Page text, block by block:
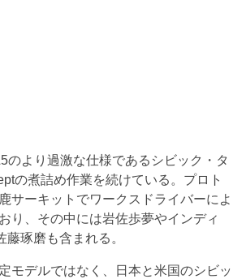
のより過激な仕様であるシビック・タ
の煮詰め作業を続けている。プロト
サーキットでワークスドライバーによ
り、その中には岩佐歩夢やインディ
琢磨も含まれる。
モデルではなく、日本と米国のシビッ